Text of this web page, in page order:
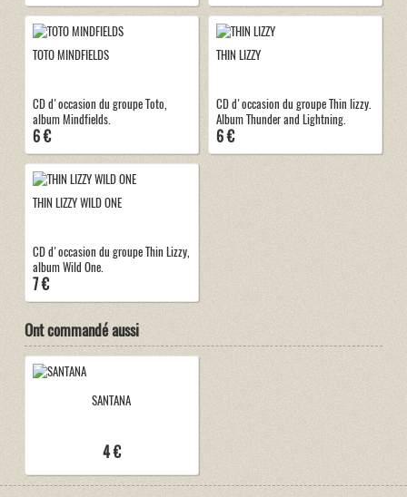
TOTO MINDFIELDS
CD d'occasion du groupe Toto,
album Mindfields.
6 €
THIN LIZZY
CD d'occasion du groupe Thin lizzy.
Album Thunder and Lightning.
6 €
THIN LIZZY WILD ONE
CD d'occasion du groupe Thin Lizzy,
album Wild One.
7 €
Ont commandé aussi
SANTANA
4 €